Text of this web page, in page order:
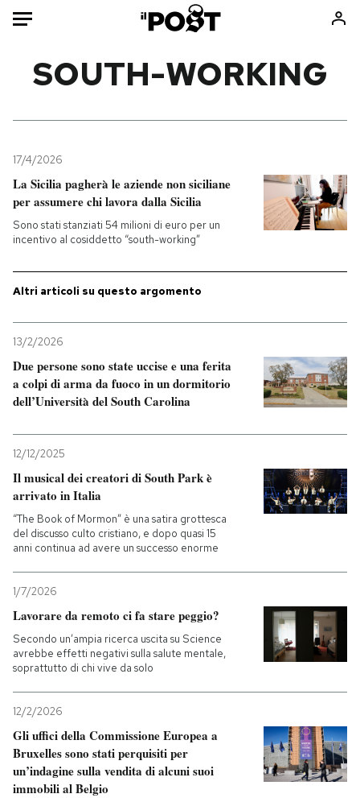
Mondo
Politica
Tecnologia
Internet
Cultura
Economia
Sport
Consumismi
Ok Boomer!
Europa
Mondiali calcio 2026
PODCAST
NEWSLETTER
I MIEI PREFERITI
SHOP
AREA PERSONALE
Entra
SOUTH-WORKING
17/4/2026
La Sicilia pagherà le aziende non siciliane
per assumere chi lavora dalla Sicilia
Sono stati stanziati 54 milioni di euro per un
incentivo al cosiddetto “south-working”
Altri articoli su questo argomento
13/2/2026
Due persone sono state uccise e una ferita
a colpi di arma da fuoco in un dormitorio
dell’Università del South Carolina
12/12/2025
Il musical dei creatori di South Park è
arrivato in Italia
“The Book of Mormon” è una satira grottesca
del discusso culto cristiano, e dopo quasi 15
anni continua ad avere un successo enorme
1/7/2026
Lavorare da remoto ci fa stare peggio?
Secondo un’ampia ricerca uscita su Science
avrebbe effetti negativi sulla salute mentale,
soprattutto di chi vive da solo
12/2/2026
Gli uffici della Commissione Europea a
Bruxelles sono stati perquisiti per
un’indagine sulla vendita di alcuni suoi
immobili al Belgio